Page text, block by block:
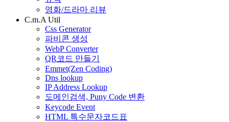
영화/드라마 리뷰
C.m.A Util
Css Generator
파비콘 생성
WebP Converter
QR코드 만들기
Emmet(Zen Coding)
Dns lookup
IP Address Lookup
도메인검색, Puny Code 변환
Keycode Event
HTML 특수문자코드표